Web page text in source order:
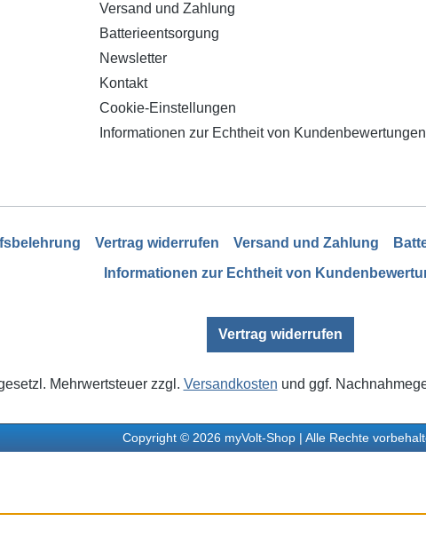
täglich zur gleichen Zeit
wiederholt.
Versand und Zahlung
Batterieentsorgung
Newsletter
Kontakt
Cookie-Einstellungen
Informationen zur Echtheit von Kundenbewertungen
Vertrag widerrufen Versand und Zahlung
Informationen zur Echtheit von
Vertrag widerrufen
Mehrwertsteuer zzgl. Versandkosten und ggf.
Copyright © 2026 myVolt-Shop | Alle Rechte